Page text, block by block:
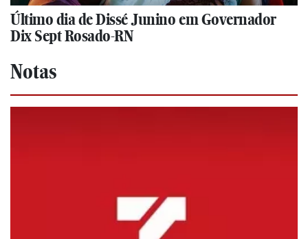
Último dia de Dissé Junino em Governador
Dix Sept Rosado-RN
Notas